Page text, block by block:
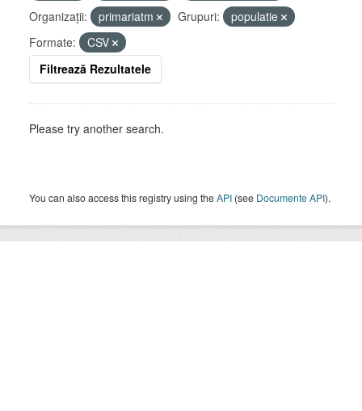
Organizații:
primariatm Grupuri:
populatie
Formate:
CSV
Filtrează Rezultatele
Please try another search.
You can also access this registry using theAPI (see Documente API).